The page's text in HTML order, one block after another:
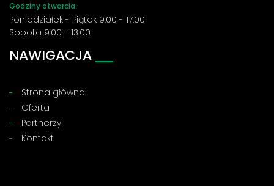
Godziny otwarcia:
Poniedziałek - Piątek 9:00 - 17:00
Sobota 9:00 - 13:00
NAWIGACJA
Strona główna
Oferta
Partnerzy
Kontakt